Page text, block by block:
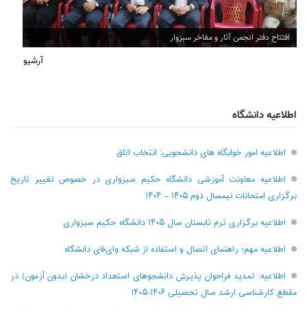
افتتاح دفتر انجمن آثار و مفاخر سبزوار
آرشیو
اطلاعیه دانشگاه
اطلاعیه امور خوابگاه های دانشجویی: انتخاب اتاق
اطلاعیه معاونت آموزشی دانشگاه حکیم سبزواری در خصوص تغییر تاریخ
برگزاری امتحانات نیمسال دوم ۱۴۰۵ – ۱۴۰۴
اطلاعیه برگزاری ترم تابستان سال ۱۴۰۵ دانشگاه حکیم سبزواری
اطلاعیه مهم؛ راهنمای اتصال و استفاده از شبکه وای‌فای دانشگاه
اطلاعیه: تمدید فراخوان پذیرش دانشجو‌های استعداد درخشان (بدون آزمون) در
مقطع کارشناسی ارشد سال تحصیلی ۱۴۰۶-۱۴۰۵